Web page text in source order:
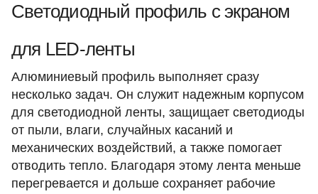
Светодиодный профиль с экраном
для LED-ленты
Алюминиевый профиль выполняет сразу
несколько задач. Он служит надежным корпусом
для светодиодной ленты, защищает светодиоды
от пыли, влаги, случайных касаний и
механических воздействий, а также помогает
отводить тепло. Благодаря этому лента меньше
перегревается и дольше сохраняет рабочие